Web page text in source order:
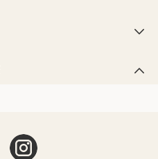

